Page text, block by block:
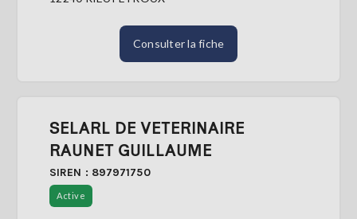
Consulter la fiche
SELARL DE VETERINAIRE
RAUNET GUILLAUME
SIREN : 897971750
Active